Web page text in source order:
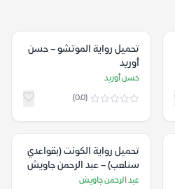
تحميل رواية الموتشو – حسن
أوريد
حسن أوريد
(0.0)
تحميل رواية الكونت (بقواعدي
سنلعب) – عبد الرحمن جاويش
عبد الرحمن جاويش